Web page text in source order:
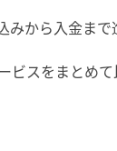
から入金まで
スをまとめて